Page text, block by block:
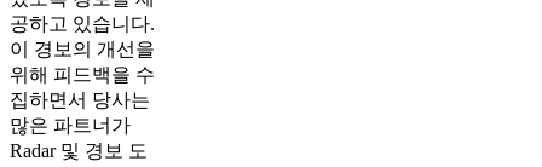
공하고 있습니다.
이 경보의 개선을
위해 피드백을 수
집하면서 당사는
많은 파트너가
Radar 및 경보 도